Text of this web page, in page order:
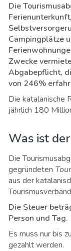
Die
Campingplätze
Zwecke
Abgabepflicht,
von 246%
Die katalanische
jährlich 180
Was ist
Die
gegründeten
aus der
Die Steuer
Person und Tag.
Es muss nur bis
gezahlt werden.